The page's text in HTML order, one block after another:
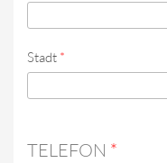
Stadt *
TELEFON *